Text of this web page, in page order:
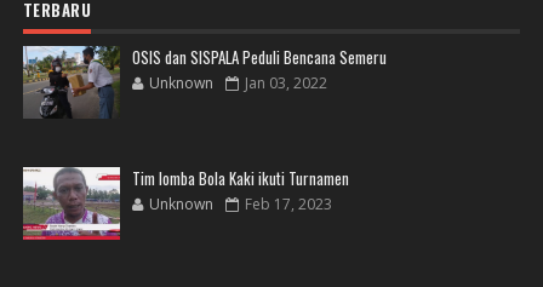
TERBARU
OSIS dan SISPALA Peduli Bencana Semeru
Unknown Jan 03, 2022
Tim lomba Bola Kaki ikuti Turnamen
Unknown Feb 17, 2023